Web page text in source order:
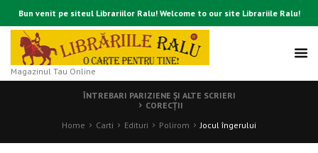
Bun venit pe siteul Librariilor Ralu! Welcome to our site Librariile Ralu!
Magazinul Tau Online
ÎNTREBARI PARIZIENE ȘI ALTE SCRIERI
CORECŢII
Home
Carti Edituri Polirom Jocul îngerului